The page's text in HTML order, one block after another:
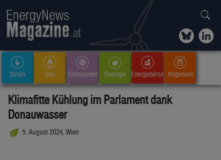
Strom Gas Emissionen Ökologie Energiebörse Allgemein
Klimafitte Kühlung im Parlament dank
Donauwasser
5. August 2024, Wien